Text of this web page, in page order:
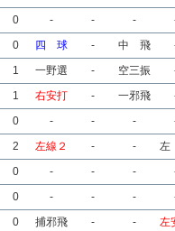
0 - - -
0 四 球 - 中 飛
1 一野選 - 空三振
1 右安打 - 一邪飛
0 - - -
2 左線２ - -
0 - - -
0 - - -
0 捕邪飛 - - 左